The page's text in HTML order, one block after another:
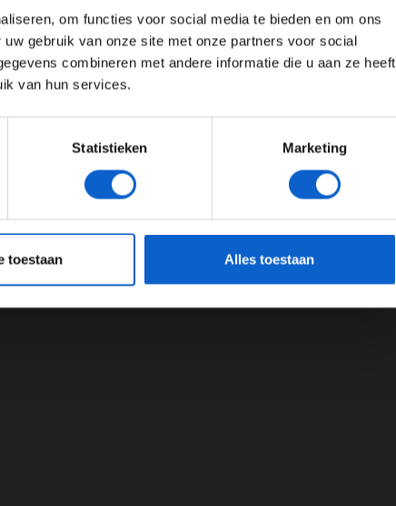
om functies voor social media te bieden en om ons
gebruik van onze site met onze partners voor social
combineren met andere informatie die u aan ze heeft
van hun services.
Statistieken Marketing
toestaan Alles toestaan
Street Circuit
instellingen
drankenadvertenties (18+)
(24+)
24 JAAR OF OUDER
over gegevensgebruik en -bescherming.